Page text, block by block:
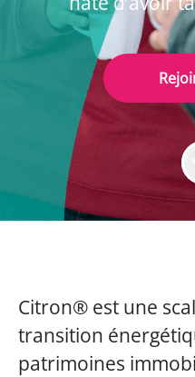
Citron® est une
transition
patrimoines